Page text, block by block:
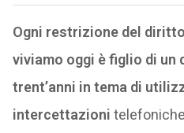
Ogni restrizione del
viviamo oggi è figlio di un
trent’anni in tema di
intercettazioni